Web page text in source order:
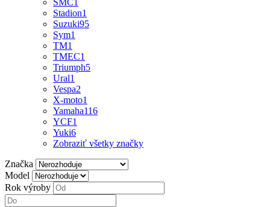
SMC
Stadion1
Suzuki95
Sym1
TM1
TMEC1
Triumph5
Ural1
Vespa2
X-moto1
Yamaha116
YCF1
Yuki6
Zobraziť všetky značky
Značka
Model
Rok výroby